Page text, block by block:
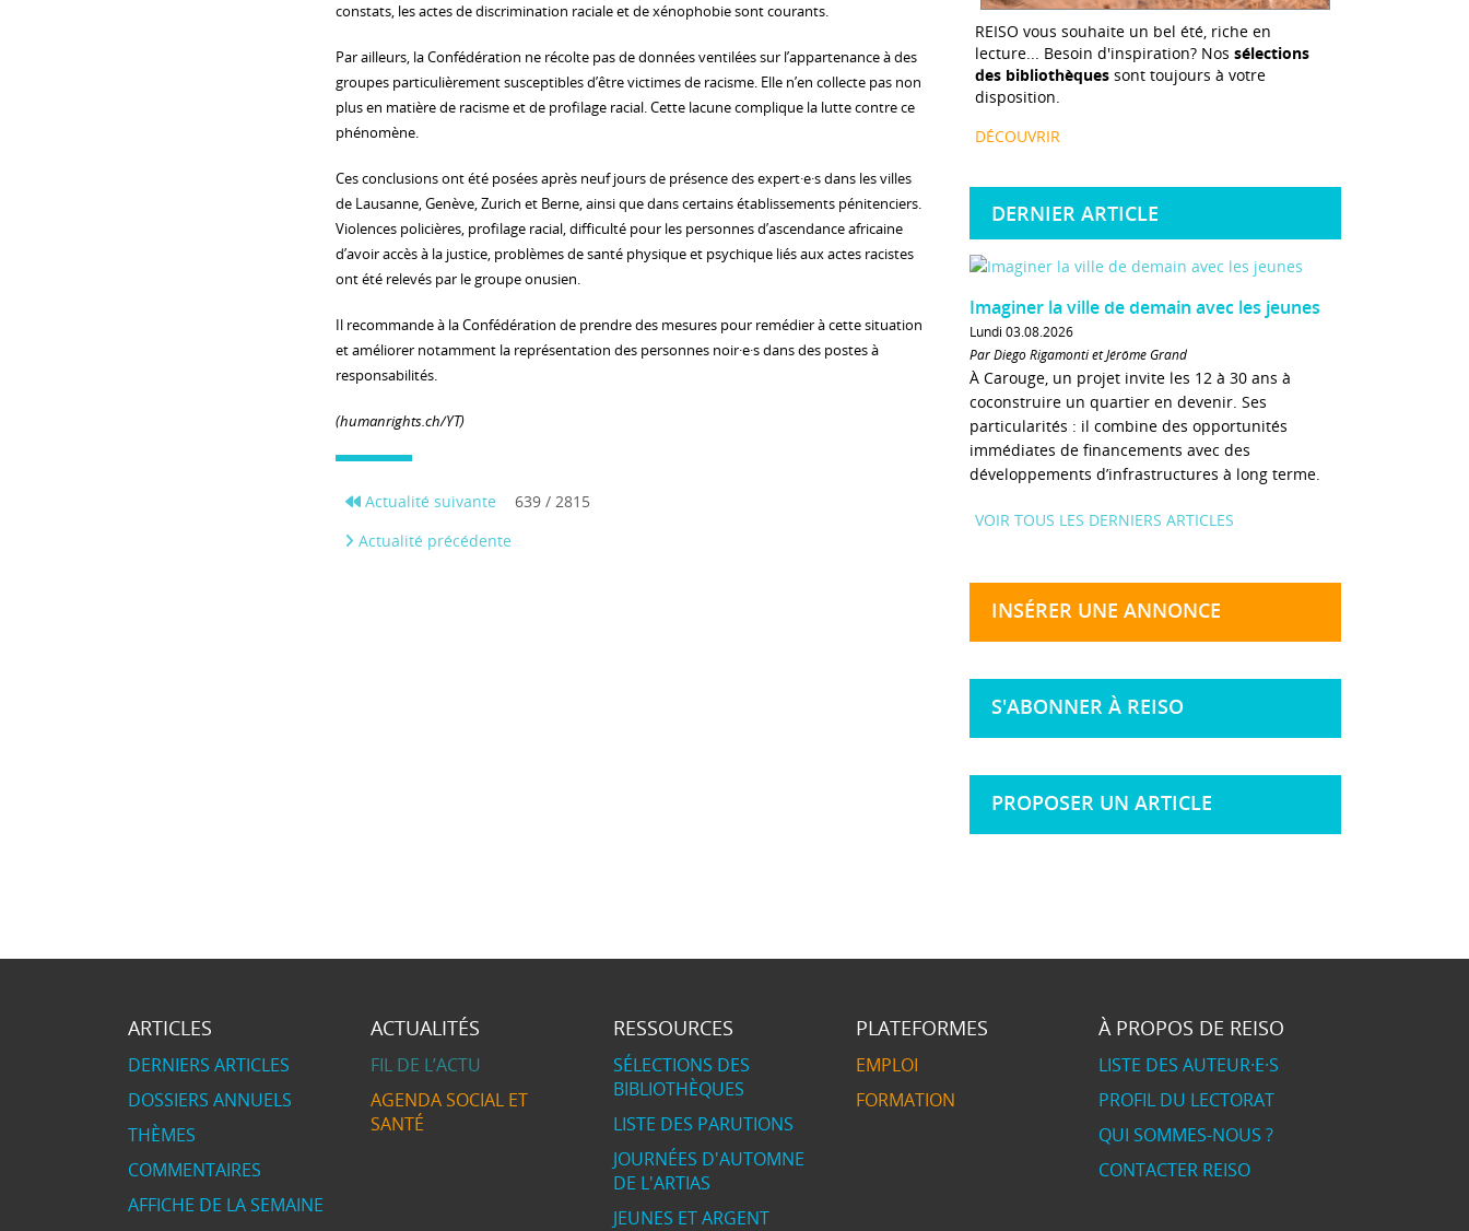
constats, les actes de discrimination raciale et de xénophobie sont courants.
Par ailleurs, la Confédération ne récolte pas de données ventilées sur l’appartenance à des
groupes particulièrement susceptibles d’être victimes de racisme. Elle n’en collecte pas non
plus en matière de racisme et de profilage racial. Cette lacune complique la lutte contre ce
phénomène.
Ces conclusions ont été posées après neuf jours de présence des expert·e·s dans les villes
de Lausanne, Genève, Zurich et Berne, ainsi que dans certains établissements pénitenciers.
Violences policières, profilage racial, difficulté pour les personnes d’ascendance africaine
d’avoir accès à la justice, problèmes de santé physique et psychique liés aux actes racistes
ont été relevés par le groupe onusien.
Il recommande à la Confédération de prendre des mesures pour remédier à cette situation
et améliorer notamment la représentation des personnes noir·e·s dans des postes à
responsabilités.
(humanrights.ch/YT)
Actualité suivante
639 / 2815
Actualité précédente
REISO vous souhaite un bel été, riche en
lecture... Besoin d'inspiration? Nos sélections
des bibliothèques sont toujours à votre
disposition.
DÉCOUVRIR
DERNIER ARTICLE
Imaginer la ville de demain avec les jeunes
Lundi 03.08.2026
Par Diego Rigamonti et Jérôme Grand
À Carouge, un projet invite les 12 à 30 ans à
coconstruire un quartier en devenir. Ses
particularités : il combine des opportunités
immédiates de financements avec des
développements d’infrastructures à long terme.
VOIR TOUS LES DERNIERS ARTICLES
INSÉRER UNE ANNONCE
S'ABONNER À REISO
PROPOSER UN ARTICLE
ARTICLES
DERNIERS ARTICLES
DOSSIERS ANNUELS
THÈMES
COMMENTAIRES
AFFICHE DE LA SEMAINE
ACTUALITÉS
FIL DE L’ACTU
AGENDA SOCIAL ET
SANTÉ
RESSOURCES
SÉLECTIONS DES
BIBLIOTHÈQUES
LISTE DES PARUTIONS
JOURNÉES D'AUTOMNE
DE L'ARTIAS
JEUNES ET ARGENT
PLATEFORMES
EMPLOI
FORMATION
À PROPOS DE REISO
LISTE DES AUTEUR·E·S
PROFIL DU LECTORAT
QUI SOMMES-NOUS ?
CONTACTER REISO